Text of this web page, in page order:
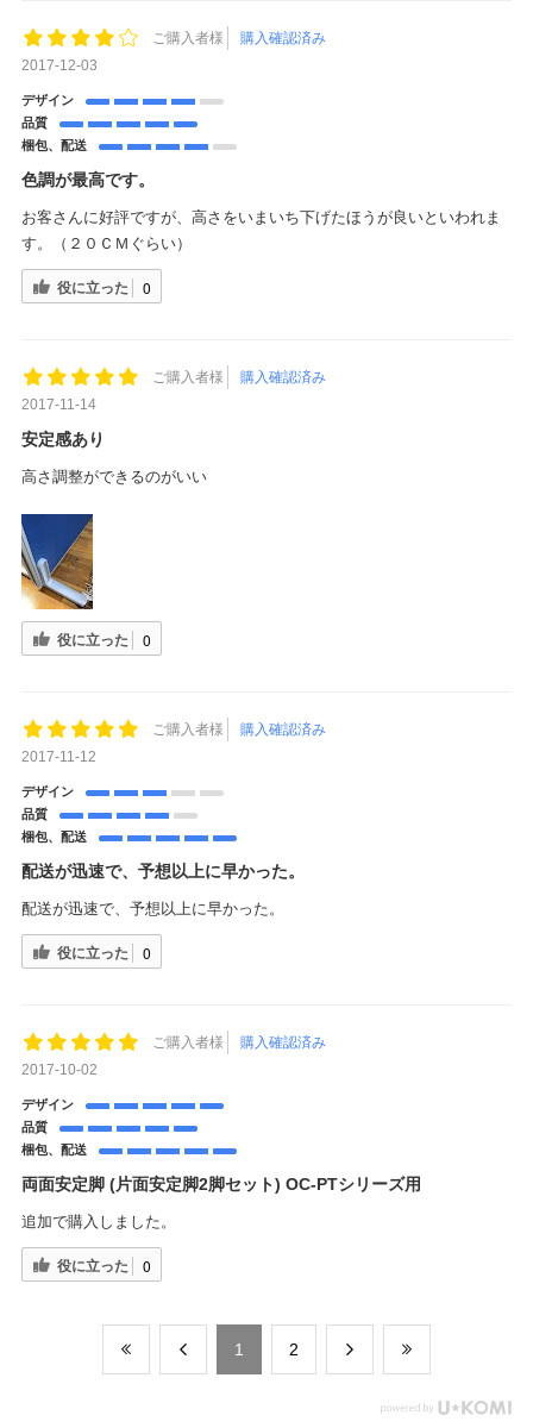
ご購入者様
購入確認済み
2017-12-03
デザイン
品質
梱包、配送
色調が最高です。
お客さんに好評ですが、高さをいまいち下げたほうが良いといわれま
す。（２０ＣＭぐらい）
役に立った 0
ご購入者様
購入確認済み
2017-11-14
安定感あり
高さ調整ができるのがいい
役に立った 0
ご購入者様
購入確認済み
2017-11-12
デザイン
品質
梱包、配送
配送が迅速で、予想以上に早かった。
配送が迅速で、予想以上に早かった。
役に立った 0
ご購入者様
購入確認済み
2017-10-02
デザイン
品質
梱包、配送
両面安定脚 (片面安定脚2脚セット) OC-PTシリーズ用
追加で購入しました。
役に立った 0
​1 ​2